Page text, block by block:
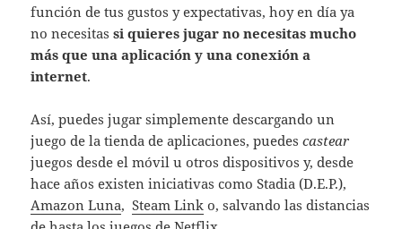
función de tus gustos y expectativas, hoy en día ya
no necesitassi quieres jugar no necesitas mucho
más que una aplicación y una conexión a
internet.
Así, puedes jugar simplemente descargando un
juego de la tienda de aplicaciones, puedescastear
juegos desde el móvil u otros dispositivos y, desde
hace años existen iniciativas como Stadia (D.E.P.),
Amazon Luna,Steam Link o, salvando las distancias